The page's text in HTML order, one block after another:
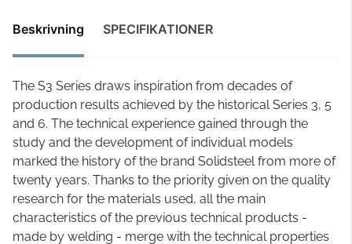
Beskrivning SPECIFIKATIONER
The S3 Series draws inspiration from decades of
production results achieved by the historical Series 3, 5
and 6. The technical experience gained through the
study and the development of individual models
marked the history of the brand Solidsteel from more of
twenty years. Thanks to the priority given on the quality
research for the materials used, all the main
characteristics of the previous technical products -
made by welding - merge with the technical properties